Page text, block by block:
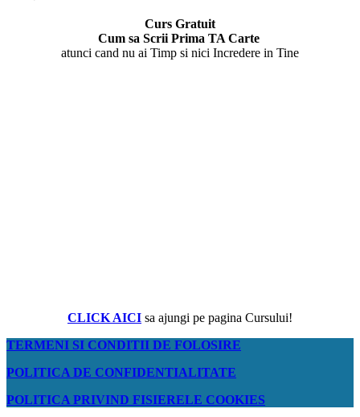
Curs Gratuit
Cum sa Scrii Prima TA Carte
atunci cand nu ai Timp si nici Incredere in Tine
CLICK AICI sa ajungi pe pagina Cursului!
TERMENI SI CONDITII DE FOLOSIRE
POLITICA DE CONFIDENTIALITATE
POLITICA PRIVIND FISIERELE COOKIES